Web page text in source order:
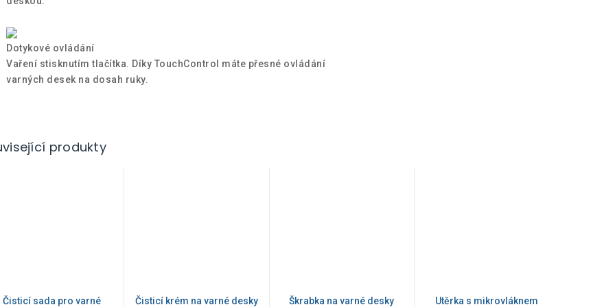
Dotykové ovládání
Vaření stisknutím tlačítka. Díky TouchControl máte přesné ovládání
varných desek na dosah ruky.
produkty
Čisticí sada pro varné
Čisticí krém na varné desky
Škrabka na varné desky
Utěrka s mikrovláknem